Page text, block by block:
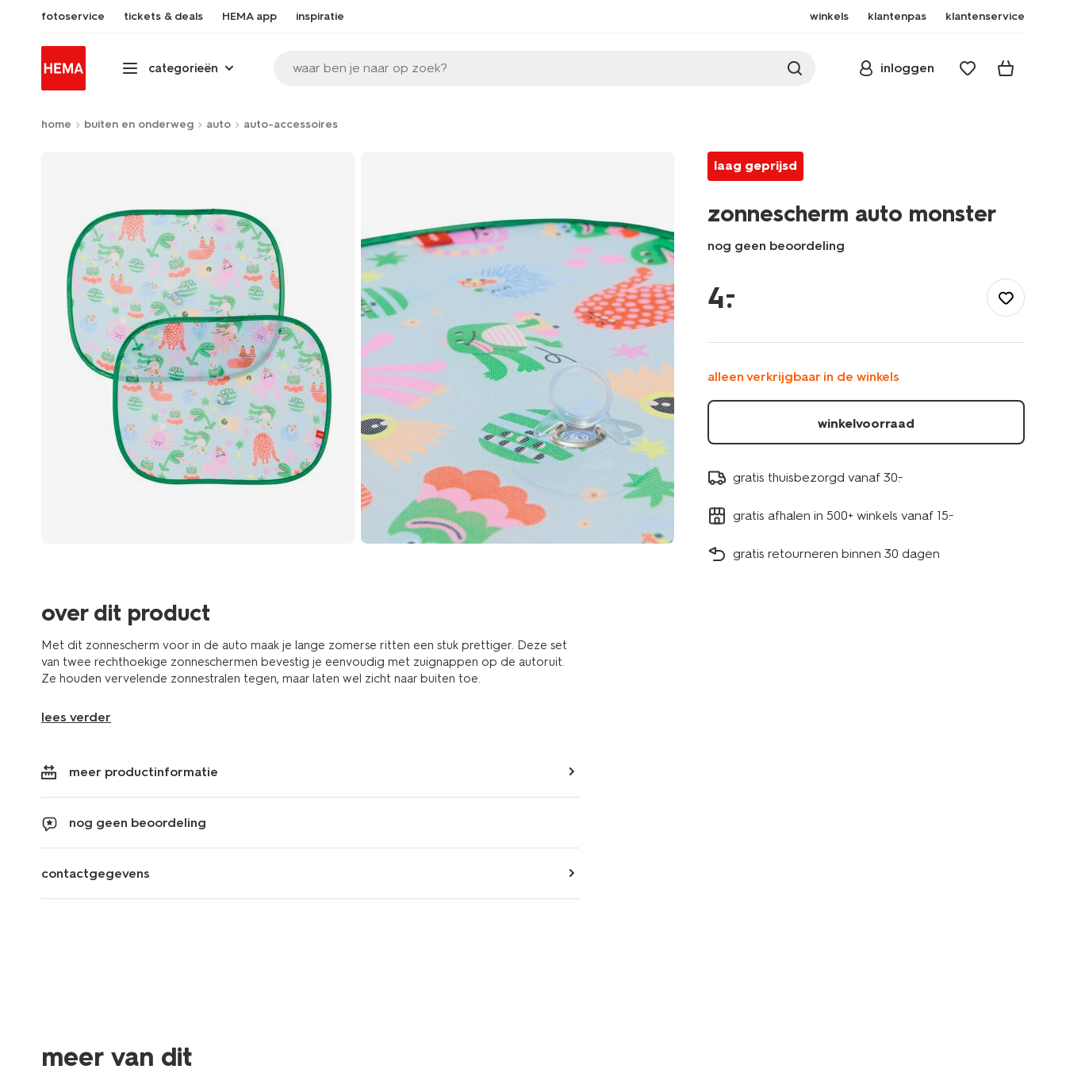
fotoservice tickets & deals HEMA app inspiratie winkels klantenpas klantenservice
categorieën waar ben je naar op zoek? inloggen
home buiten en onderweg auto auto-accessoires
over dit product
Met dit zonnescherm voor in de auto maak je lange zomerse ritten een stuk prettiger. Deze set
van twee rechthoekige zonneschermen bevestig je eenvoudig met zuignappen op de autoruit.
Ze houden vervelende zonnestralen tegen, maar laten wel zicht naar buiten toe.
lees verder
meer productinformatie
nog geen beoordeling
contactgegevens
laag geprijsd
zonnescherm auto monster
nog geen beoordeling
auto-
4.
–
alleen verkrijgbaar in de winkels
winkelvoorraad
gratis thuisbezorgd vanaf 30.-
gratis afhalen in 500+ winkels vanaf 15.-
gratis retourneren binnen 30 dagen
meer van dit